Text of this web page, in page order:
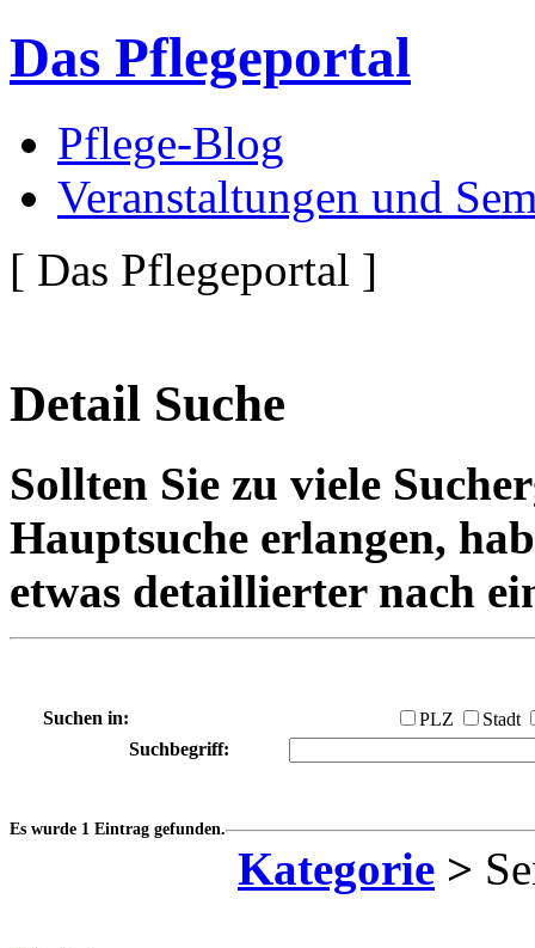
Das Pflegeportal
Pflege-Blog
Veranstaltungen und
[ Das Pflegeportal ]
Detail Suche
Sollten Sie zu viele
Hauptsuche erlangen,
etwas detaillierter nach
Suchen in: PLZ
Stadt
Suchbegriff:
Es wurde 1 Eintrag gefunden.
Kategorie >